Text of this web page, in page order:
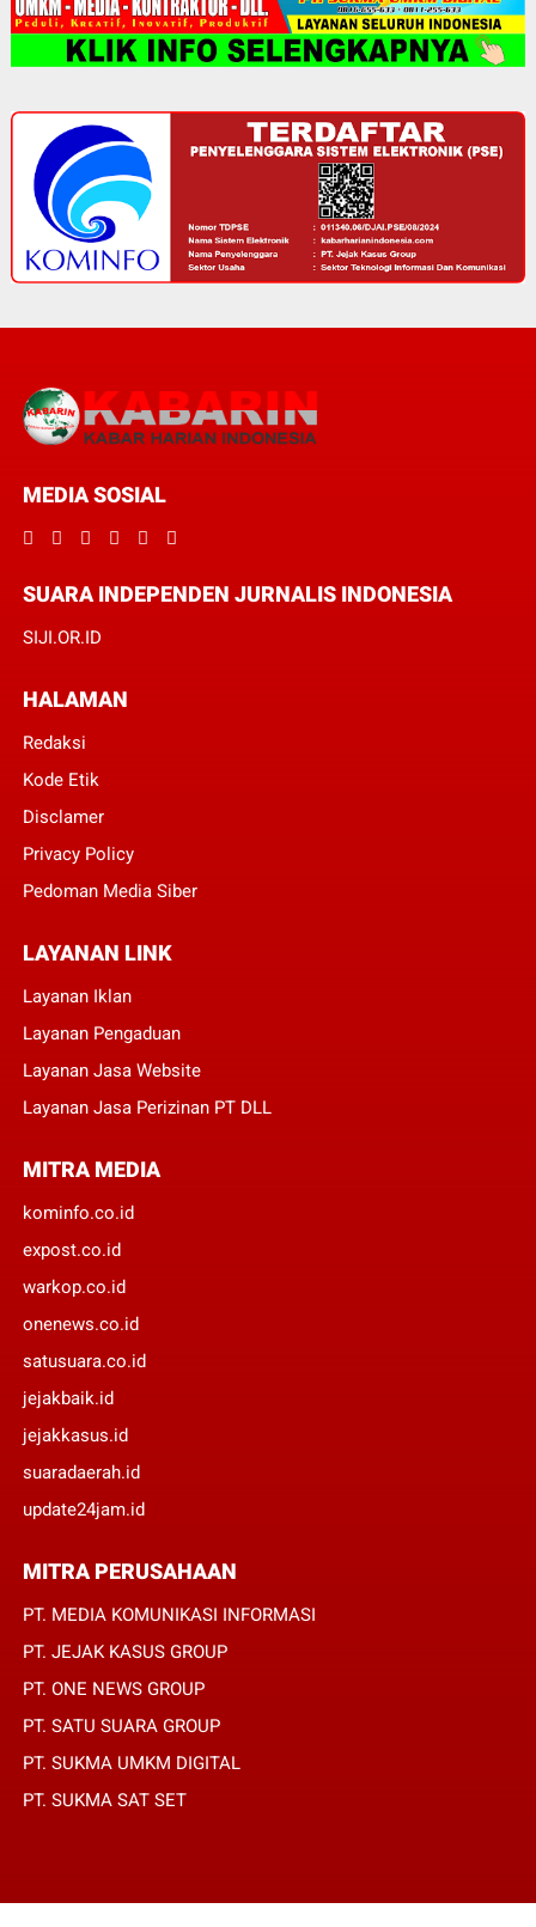
MEDIA SOSIAL
SUARA INDEPENDEN JURNALIS INDONESIA
SIJI.OR.ID
HALAMAN
Redaksi
Kode Etik
Disclamer
Privacy Policy
Pedoman Media Siber
LAYANAN LINK
Layanan Iklan
Layanan Pengaduan
Layanan Jasa Website
Layanan Jasa Perizinan PT DLL
MITRA MEDIA
kominfo.co.id
expost.co.id
warkop.co.id
onenews.co.id
satusuara.co.id
jejakbaik.id
jejakkasus.id
suaradaerah.id
update24jam.id
MITRA PERUSAHAAN
PT. MEDIA KOMUNIKASI INFORMASI
PT. JEJAK KASUS GROUP
PT. ONE NEWS GROUP
PT. SATU SUARA GROUP
PT. SUKMA UMKM DIGITAL
PT. SUKMA SAT SET